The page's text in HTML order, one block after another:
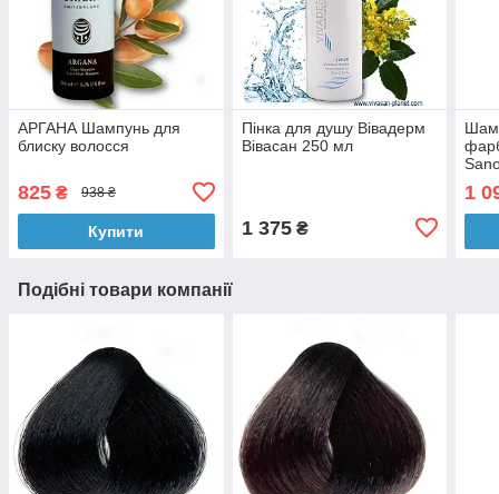
АРГАНА Шампунь для
блиску волосся
825 ₴ 938 ₴
Купити
Пінка для душу Вівадерм
Вівасан 250 мл
1 375₴
1
Подібні товари компанії